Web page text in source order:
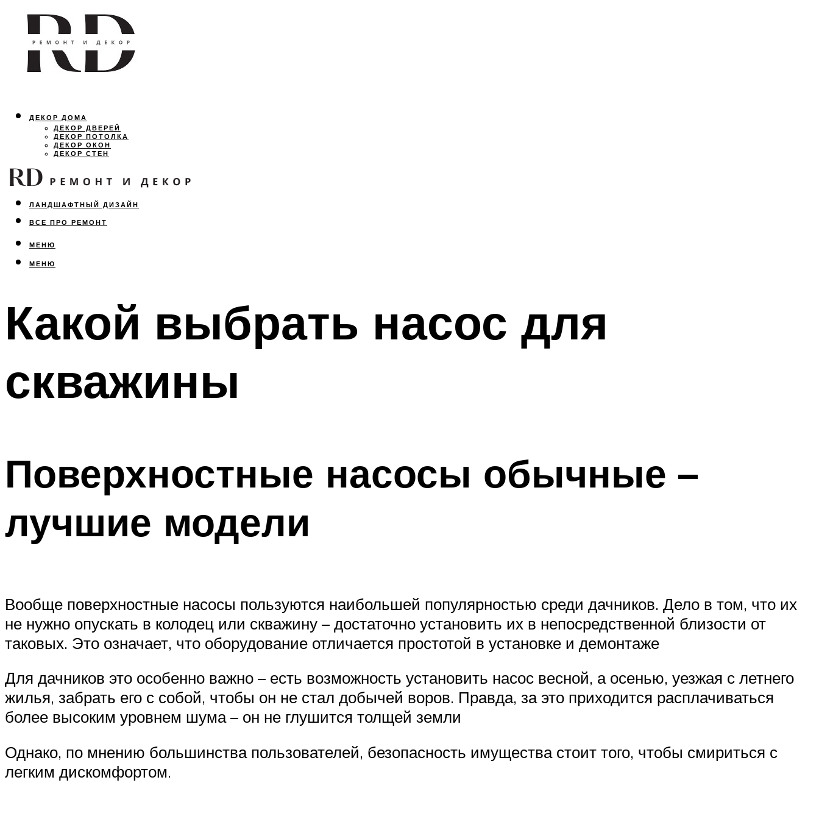
ДЕКОР ДОМА
ДЕКОР ДВЕРЕЙ
ДЕКОР ПОТОЛКА
ДЕКОР ОКОН
ДЕКОР СТЕН
ОСВЕЩЕНИЕ
ДИЗАЙН ИНТЕРЬЕРА
ЛАНДШАФТНЫЙ ДИЗАЙН
ВСЕ ПРО РЕМОНТ
МЕНЮ
МЕНЮ
Какой выбрать насос для
скважины
Поверхностные насосы обычные –
лучшие модели
Вообще поверхностные насосы пользуются наибольшей популярностью среди дачников. Дело в том, что их
не нужно опускать в колодец или скважину – достаточно установить их в непосредственной близости от
таковых. Это означает, что оборудование отличается простотой в установке и демонтаже
Для дачников это особенно важно – есть возможность установить насос весной, а осенью, уезжая с летнего
жилья, забрать его с собой, чтобы он не стал добычей воров. Правда, за это приходится расплачиваться
более высоким уровнем шума – он не глушится толщей земли
Однако, по мнению большинства пользователей, безопасность имущества стоит того, чтобы смириться с
легким дискомфортом.